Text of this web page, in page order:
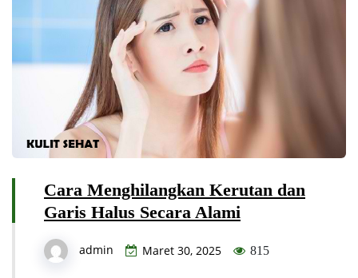
Cara Menghilangkan Kerutan dan
Garis Halus Secara Alami
admin Maret 30, 2025 815